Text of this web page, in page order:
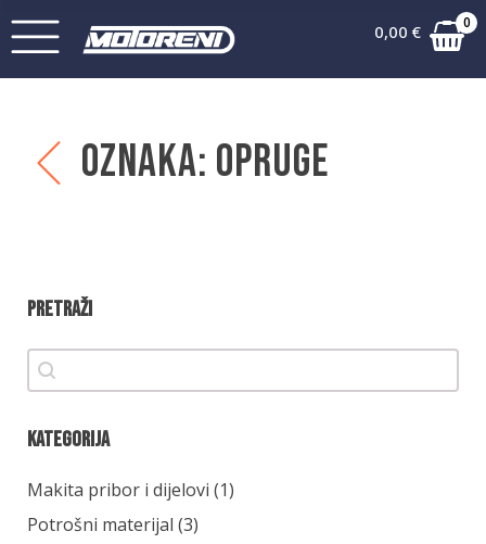
0,00 € 0
Oznaka: Opruge
Pretraži
Pretraži
Pretraži
Kategorija
Kategorija
Makita pribor i dijelovi (1)
Potrošni materijal (3)